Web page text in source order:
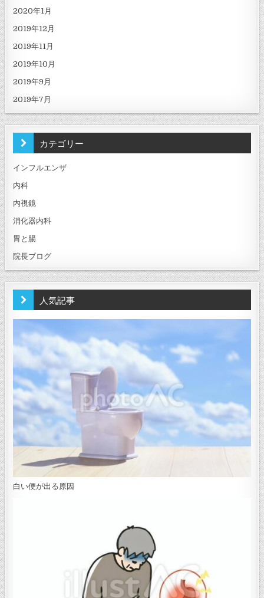
2020年1月
2019年12月
2019年11月
2019年10月
2019年9月
2019年7月
カテゴリー
インフルエンザ
内科
内視鏡
消化器内科
胃と腸
院長ブログ
人気記事
白い便が出る原因